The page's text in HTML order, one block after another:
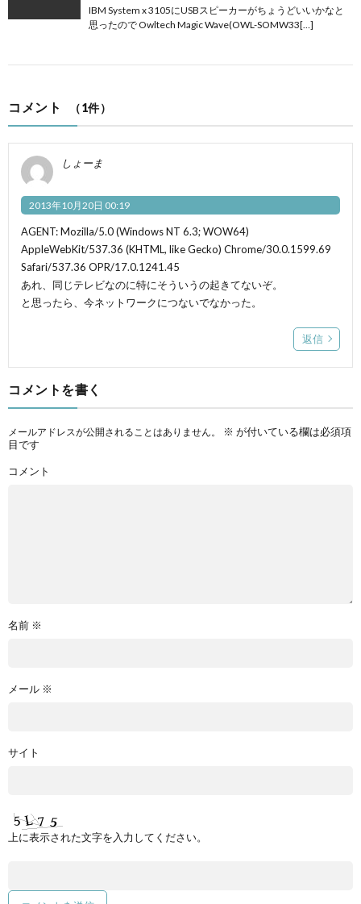
IBM System x 3105にUSBスピーカーがちょうどいいかなと
思ったので Owltech Magic Wave(OWL-SOMW33[…]
コメント （1件）
しょーま
2013年10月20日 00:19
AGENT: Mozilla/5.0 (Windows NT 6.3; WOW64)
AppleWebKit/537.36 (KHTML, like Gecko) Chrome/30.0.1599.69
Safari/537.36 OPR/17.0.1241.45
あれ、同じテレビなのに特にそういうの起きてないぞ。
と思ったら、今ネットワークにつないでなかった。
返信
コメントを書く
メールアドレスが公開されることはありません。 ※ が付いている欄は必須項
目です
コメント
名前 ※
メール ※
サイト
上に表示された文字を入力してください。